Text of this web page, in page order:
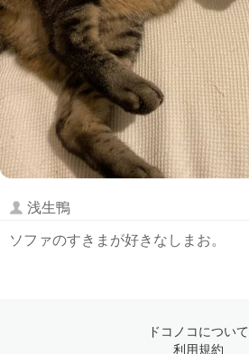
浅生鴨
ソファのすきまが好きなしまお。
ドコノコについて
利用規約